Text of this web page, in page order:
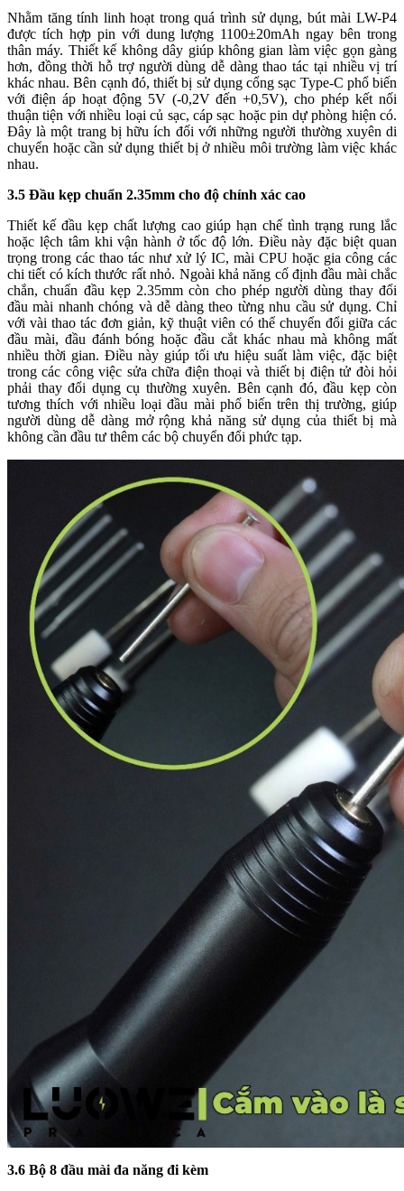
Nhằm tăng tính linh hoạt trong quá trình sử dụng, bút mài LW-P4
được tích hợp pin với dung lượng 1100±20mAh ngay bên trong
thân máy. Thiết kế không dây giúp không gian làm việc gọn gàng
hơn, đồng thời hỗ trợ người dùng dễ dàng thao tác tại nhiều vị trí
khác nhau. Bên cạnh đó, thiết bị sử dụng cổng sạc Type-C phổ biến
với điện áp hoạt động 5V (-0,2V đến +0,5V), cho phép kết nối
thuận tiện với nhiều loại củ sạc, cáp sạc hoặc pin dự phòng hiện có.
Đây là một trang bị hữu ích đối với những người thường xuyên di
chuyển hoặc cần sử dụng thiết bị ở nhiều môi trường làm việc khác
nhau.
3.5 Đầu kẹp chuẩn 2.35mm cho độ chính xác cao
Thiết kế đầu kẹp chất lượng cao giúp hạn chế tình trạng rung lắc
hoặc lệch tâm khi vận hành ở tốc độ lớn. Điều này đặc biệt quan
trọng trong các thao tác như xử lý IC, mài CPU hoặc gia công các
chi tiết có kích thước rất nhỏ. Ngoài khả năng cố định đầu mài chắc
chắn, chuẩn đầu kẹp 2.35mm còn cho phép người dùng thay đổi
đầu mài nhanh chóng và dễ dàng theo từng nhu cầu sử dụng. Chỉ
với vài thao tác đơn giản, kỹ thuật viên có thể chuyển đổi giữa các
đầu mài, đầu đánh bóng hoặc đầu cắt khác nhau mà không mất
nhiều thời gian. Điều này giúp tối ưu hiệu suất làm việc, đặc biệt
trong các công việc sửa chữa điện thoại và thiết bị điện tử đòi hỏi
phải thay đổi dụng cụ thường xuyên. Bên cạnh đó, đầu kẹp còn
tương thích với nhiều loại đầu mài phổ biến trên thị trường, giúp
người dùng dễ dàng mở rộng khả năng sử dụng của thiết bị mà
không cần đầu tư thêm các bộ chuyển đổi phức tạp.
3.6 Bộ 8 đầu mài đa năng đi kèm